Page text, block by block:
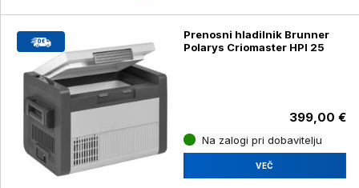
Prenosni hladilnik Brunner
Polarys Criomaster HPI 25
399,00 €
Na zalogi pri dobavitelju
VEČ